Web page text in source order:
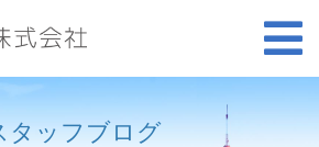
タッフブログ